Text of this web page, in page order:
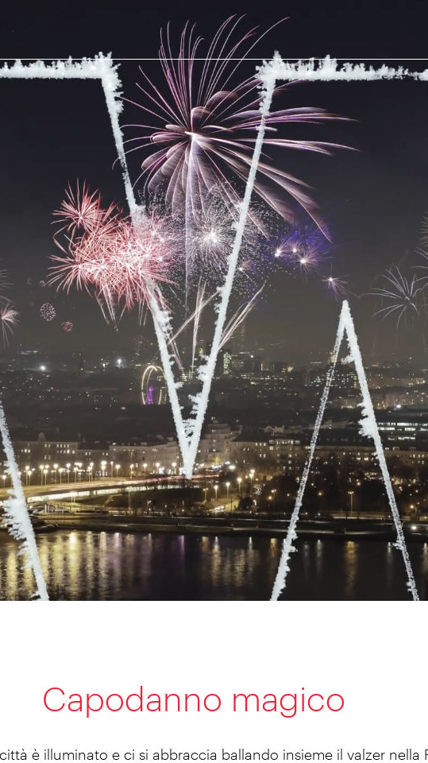
Capodanno magico
è illuminato e ci si abbraccia ballando insieme il valzer nella